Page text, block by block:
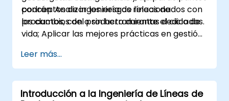
conceptos de ingeniería de líneas de
productos, con o sin herramientas dedicadas.
podrán: Analizar los riesgos relacionados con
los cambios del producto durante el ciclo de
vida; Aplicar las mejores prácticas en gestión
conceptos clave de la ingeniería de líneas de
productos; Modelar la variabilidad y las líneas
de productos, con o sin herramientas;
Implementar un proceso integral desde la
Leer más...
Introducción a la Ingeniería de Líneas de